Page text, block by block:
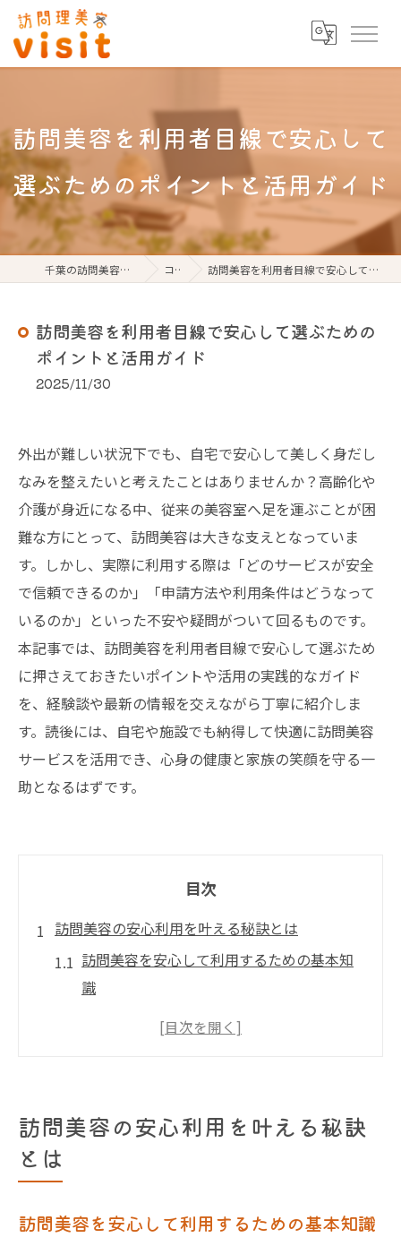
訪問美容を利用者目線で安心して
選ぶためのポイントと活用ガイド
千葉の訪問美容なら訪問理美容visit コラム 訪問美容を利用者目線で安心して選ぶためのポイントと活用ガイド
訪問美容を利用者目線で安心して選ぶための
ポイントと活用ガイド
2025/11/30
外出が難しい状況下でも、自宅で安心して美しく身だし
なみを整えたいと考えたことはありませんか？高齢化や
介護が身近になる中、従来の美容室へ足を運ぶことが困
難な方にとって、訪問美容は大きな支えとなっていま
す。しかし、実際に利用する際は「どのサービスが安全
で信頼できるのか」「申請方法や利用条件はどうなって
いるのか」といった不安や疑問がついて回るものです。
本記事では、訪問美容を利用者目線で安心して選ぶため
に押さえておきたいポイントや活用の実践的なガイド
を、経験談や最新の情報を交えながら丁寧に紹介しま
す。読後には、自宅や施設でも納得して快適に訪問美容
サービスを活用でき、心身の健康と家族の笑顔を守る一
助となるはずです。
目次
訪問美容の安心利用を叶える秘訣とは
訪問美容を安心して利用するための基本知
識
訪問美容の衛生対策と安全性を確認しよう
訪問美容需要の高まりと利用者の変化
自宅で受ける訪問美容の魅力を解説
訪問美容が自宅生活に与える安心感とは
訪問美容の安心利用を叶える秘訣
とは
訪問美容を安心して利用するための基本知識